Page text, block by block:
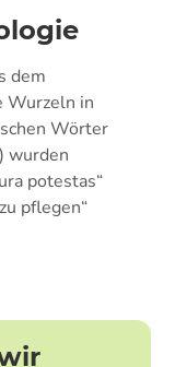
dem
Wurzeln in
Wörter
wurden
potestas“
pflegen“